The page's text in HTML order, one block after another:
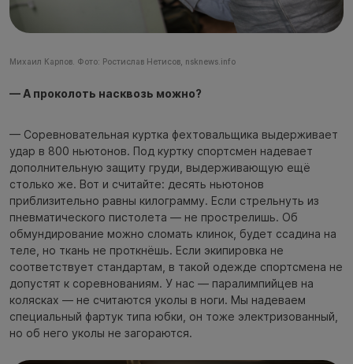
Михаил Карпов. Фото: Ростислав Нетисов, nsknews.info
— А проколоть насквозь можно?
— Соревновательная куртка фехтовальщика выдерживает
удар в 800 ньютонов. Под куртку спортсмен надевает
дополнительную защиту груди, выдерживающую ещё
столько же. Вот и считайте: десять ньютонов
приблизительно равны килограмму. Если стрельнуть из
пневматического пистолета — не прострелишь. Об
обмундирование можно сломать клинок, будет ссадина на
теле, но ткань не проткнёшь. Если экипировка не
соответствует стандартам, в такой одежде спортсмена не
допустят к соревнованиям. У нас — паралимпийцев на
колясках — не считаются уколы в ноги. Мы надеваем
специальный фартук типа юбки, он тоже электризованный,
но об него уколы не загораются.